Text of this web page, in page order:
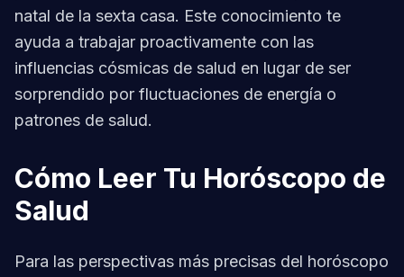
natal de la sexta casa. Este conocimiento te
ayuda a trabajar proactivamente con las
influencias cósmicas de salud en lugar de ser
sorprendido por fluctuaciones de energía o
patrones de salud.
Cómo Leer Tu Horóscopo de
Salud
Para las perspectivas más precisas del horóscopo